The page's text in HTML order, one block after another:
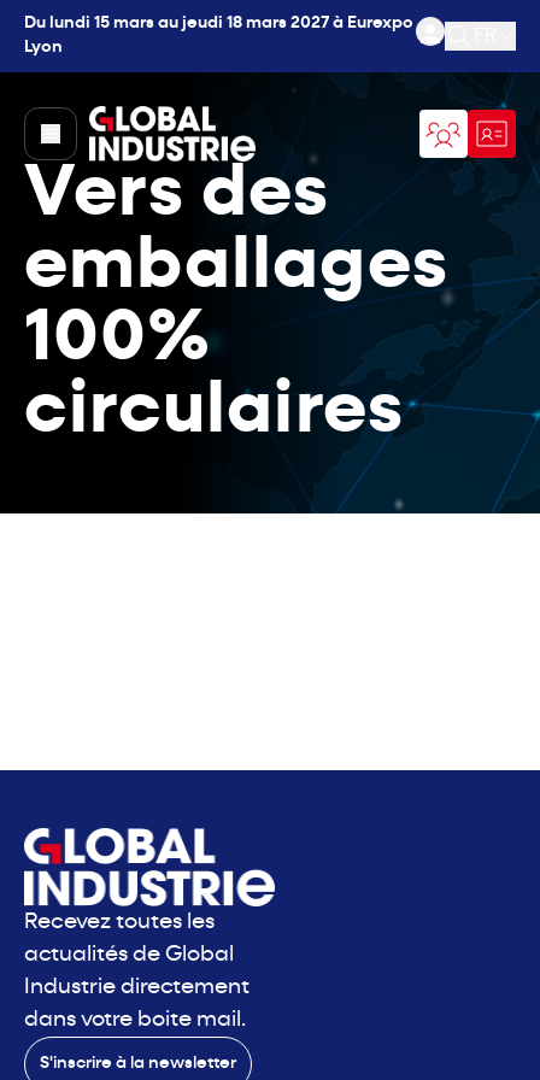
Du lundi 15 mars au jeudi 18 mars 2027 à Eurexpo
Lyon
Ouvrir
page.home
Vers des
emballages
100%
circulaires
Recevez toutes les
actualités de Global
Industrie directement
dans votre boite mail.
S'inscrire à la newsletter